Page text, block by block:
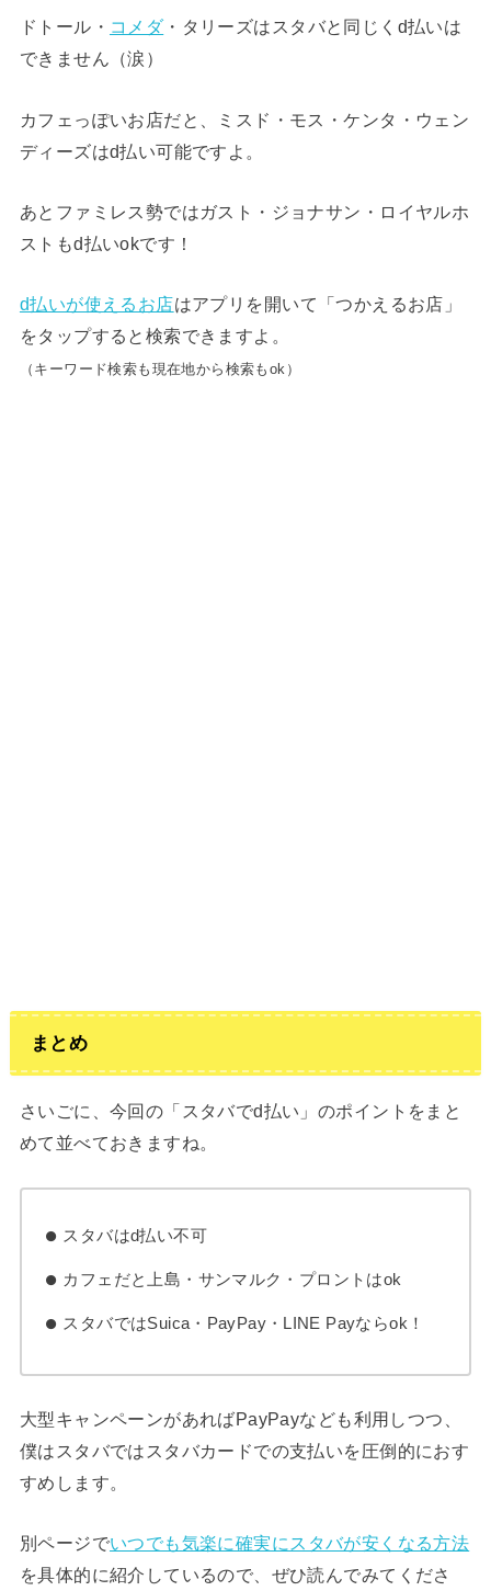
ドトール・ コメダ・タリーズはスタバと同じくd払いは
できません（涙）
カフェっぽいお店だと、ミスド・モス・ケンタ・ウェン
ディーズはd払い可能ですよ。
あとファミレス勢ではガスト・ジョナサン・ロイヤルホ
ストもd払いokです！
d払いが使えるお店はアプリを開いて「つかえるお店」
をタップすると検索できますよ。
（キーワード検索も現在地から検索もok）
まとめ
さいごに、今回の「スタバでd払い」のポイントをまと
めて並べておきますね。
スタバはd払い不可
カフェだと上島・サンマルク・プロントはok
スタバではSuica・PayPay・LINE Payならok！
大型キャンペーンがあればPayPayなども利用しつつ、
僕はスタバではスタバカードでの支払いを圧倒的におす
すめします。
別ページでいつでも気楽に確実にスタバが安くなる方法
を具体的に紹介しているので、ぜひ読んでみてくださ